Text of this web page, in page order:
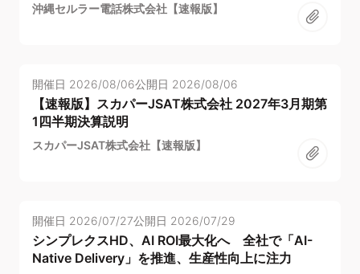
沖縄セルラー電話株式会社【速報版】
開催日 2026/08/06公開日 2026/08/06
【速報版】スカパーJSAT株式会社 2027年3月期第
1四半期決算説明
スカパーJSAT株式会社【速報版】
開催日 2026/07/27公開日 2026/07/29
シンプレクスHD、AI ROI最大化へ 全社で「AI-
Native Delivery」を推進、生産性向上に注力